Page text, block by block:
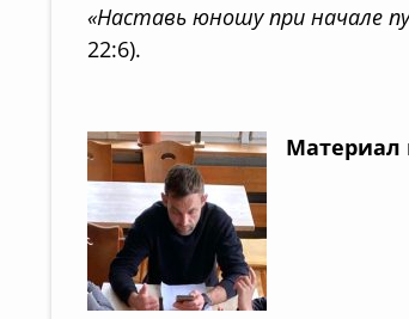
«Наставь юношу при начале
22:6).
Материал